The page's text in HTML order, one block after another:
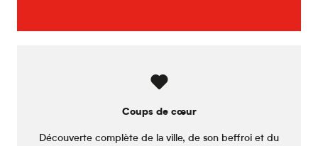
Coups de cœur
Découverte complète de la ville, de son beffroi et du